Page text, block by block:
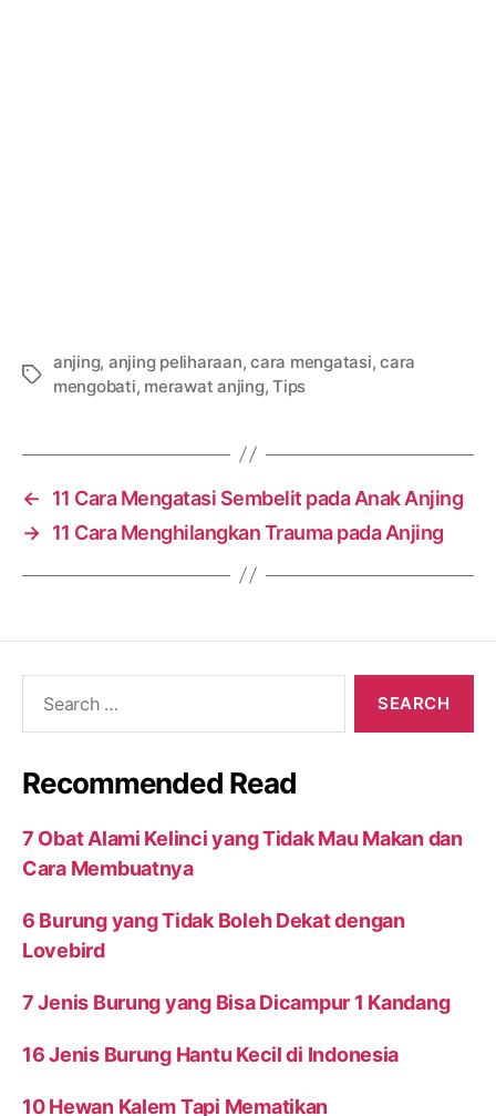
Tags
anjing, anjing peliharaan,cara mengatasi,cara
mengobati, merawat anjing,Tips
←
11 Cara Mengatasi Sembelit pada Anak Anjing
→ 11 Cara Menghilangkan Trauma pada Anjing
Recommended Read
7 Obat Alami Kelinci yang Tidak Mau Makan dan
Cara Membuatnya
6 Burung yang Tidak Boleh Dekat dengan
Lovebird
7 Jenis Burung yang Bisa Dicampur 1 Kandang
16 Jenis Burung Hantu Kecil di Indonesia
10 Hewan Kalem Tapi Mematikan